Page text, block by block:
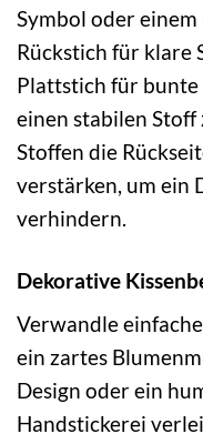
Symbol oder
Rückstich für klare
Plattstich für bunte
einen stabilen
Stoffen die
verstärken, um ein
verhindern.
Dekorative
Verwandle
ein zartes
Design oder ein
Handstickerei